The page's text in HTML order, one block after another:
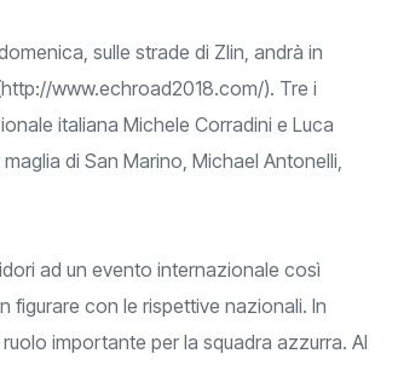
sulle strade di Zlin, andrà in
www.echroad2018.com/). Tre i
italiana Michele Corradini e Luca
di San Marino, Michael Antonelli,
ad un evento internazionale così
figurare con le rispettive nazionali. In
importante per la squadra azzurra. Al